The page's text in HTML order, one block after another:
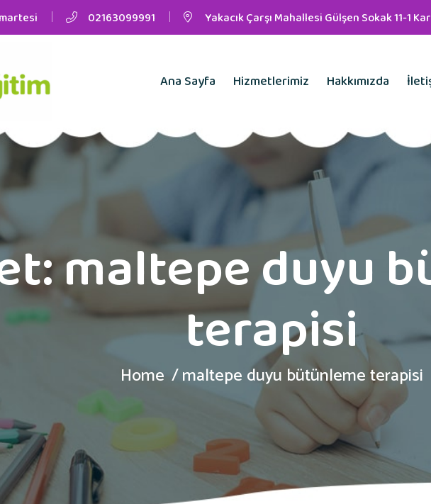
02163099991 Yakacık Çarşı Mahallesi Gülşen Sokak 11-1
Ana Sayfa Hizmetlerimiz Hakkımızda
maltepe duyu
terapisi
Home maltepe duyu bütünleme terapisi